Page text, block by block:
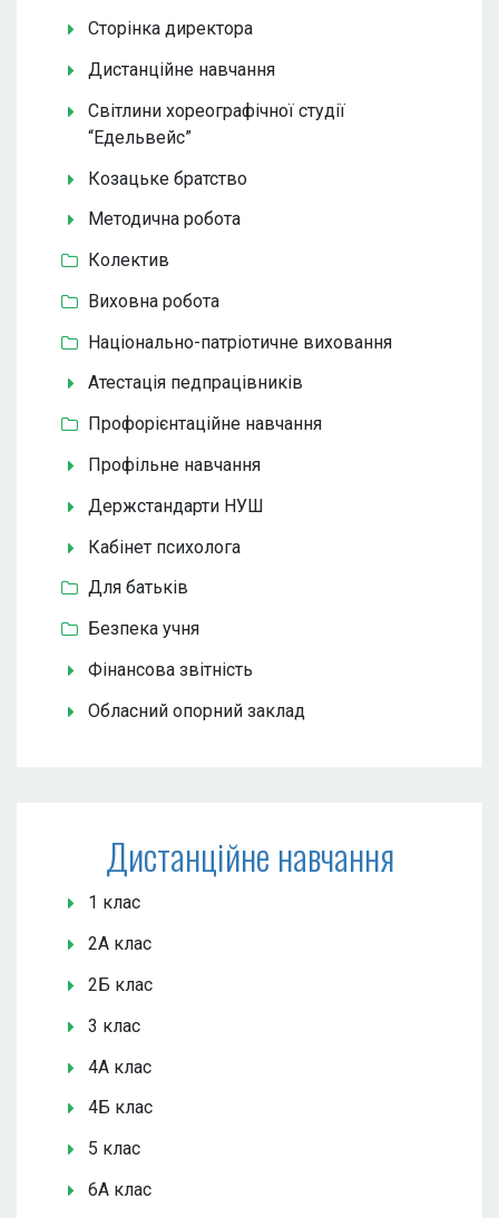
Сторінка директора
Дистанційне навчання
Світлини хореографічної студії
“Едельвейс”
Козацьке братство
Методична робота
Колектив
Виховна робота
Національно-патріотичне виховання
Атестація педпрацівників
Профорієнтаційне навчання
Профільне навчання
Держстандарти НУШ
Кабінет психолога
Для батьків
Безпека учня
Фінансова звітність
Обласний опорний заклад
Дистанційне навчання
1 клас
2А клас
2Б клас
3 клас
4А клас
4Б клас
5 клас
6А клас